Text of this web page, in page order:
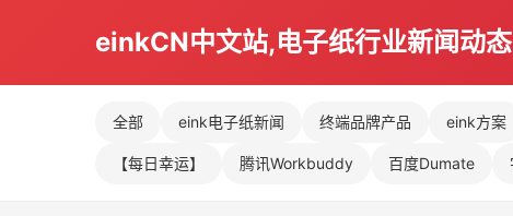
einkCN中文站,电子纸行业新闻动态
全部 eink电子纸新闻 终端品牌产品 eink方案
【每日幸运】 腾讯Workbuddy 百度Dumate